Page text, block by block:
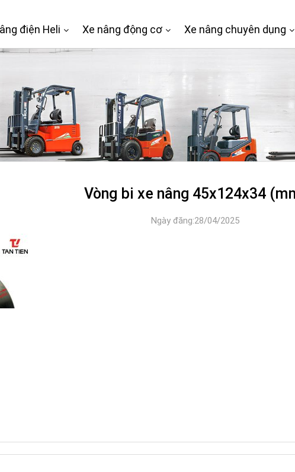
điện Heli Xe nâng động cơ Xe nâng chuyên dụng
Vòng bi xe nâng 45x124x34
Ngày đăng:28/04/2025